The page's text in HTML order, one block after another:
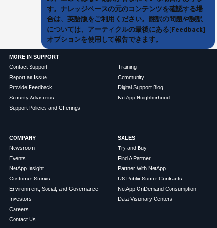
す。ナレッジベースの元のコンテンツを確認する場
合は、英語版をご利用ください。翻訳の問題や誤訳
については、アーティクルの最後にある[Feedback]
オプションを使用して報告できます。
MORE IN SUPPORT
Contact Support
Report an Issue
Provide Feedback
Security Advisories
Support Policies and Offerings
Training
Community
Digital Support Blog
NetApp Neighborhood
COMPANY
Newsroom
Events
NetApp Insight
Customer Stories
Environment, Social, and Governance
Investors
Careers
Contact Us
SALES
Try and Buy
Find A Partner
Partner With NetApp
US Public Sector Contracts
NetApp OnDemand Consumption
Data Visionary Centers